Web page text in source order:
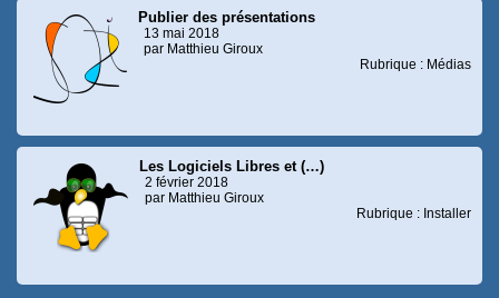
Publier des présentations
13 mai 2018
par Matthieu Giroux
Rubrique : Médias
Les Logiciels Libres et (…)
2 février 2018
par Matthieu Giroux
Rubrique : Installer